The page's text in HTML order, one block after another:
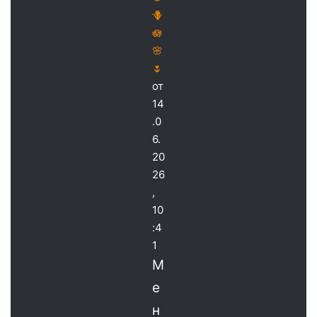
🪻
🪷
🌸
🌷
от
14
.0
6.
20
26
,
10
:4
1
М
е
н